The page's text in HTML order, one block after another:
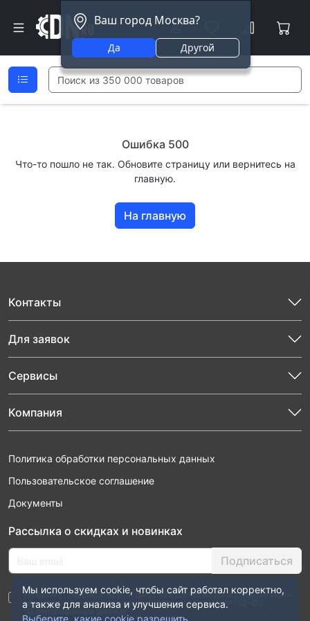
Ваш город Москва?
Да Другой
Ошибка 500
Что-то пошло не так. Обновите страницу или вернитесь на
главную.
На главную
Контакты
Для заявок
Сервисы
Компания
Политика обработки персональных данных
Пользовательское соглашение
Документы
Рассылка о скидках и новинках
Подписаться
Нажимая “Подписаться”, я даю свое согласие на обработку моих
персональных данных в соответствии с законом №152-ФЗ
“О персональных данных”
Мы используем cookie, чтобы сайт работал корректно,
а также для анализа и улучшения сервиса.
Выберите, какие cookie разрешить